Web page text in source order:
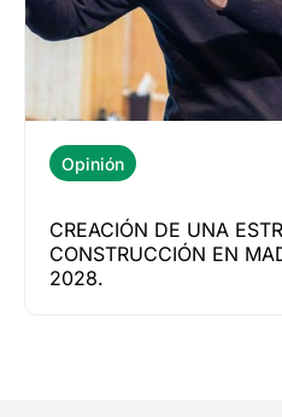
Opinión
CREACIÓN DE UNA
CONSTRUCCIÓN EN
2028.